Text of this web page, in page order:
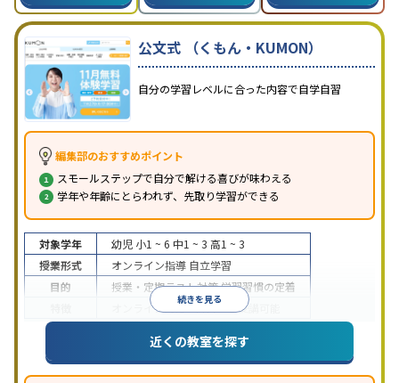
公文式 （くもん・KUMON）
自分の学習レベルに合った内容で自学自習
編集部のおすすめポイント
スモールステップで自分で解ける喜びが味わえる
学年や年齢にとらわれず、先取り学習ができる
続きを見る
対象学年 幼児 小1 ~ 6 中1 ~ 3 高1 ~ 3
授業形式
オンライン指導 自立学習
目的
授業・定期テスト対策学習習慣の定着
オンライン対応1科目から受講可能
近くの教室を探す